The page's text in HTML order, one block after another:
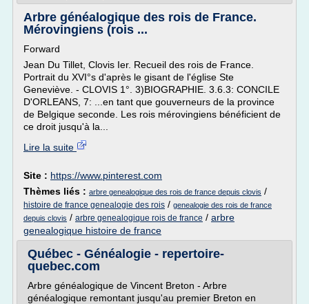
Arbre généalogique des rois de France.
Mérovingiens (rois ...
Forward
Jean Du Tillet, Clovis Ier. Recueil des rois de France.
Portrait du XVI°s d'après le gisant de l'église Ste
Geneviève. - CLOVIS 1°. 3)BIOGRAPHIE. 3.6.3: CONCILE
D'ORLEANS, 7: ...en tant que gouverneurs de la province
de Belgique seconde. Les rois mérovingiens bénéficient de
ce droit jusqu'à la...
Lire la suite
Site : https://www.pinterest.com
Thèmes liés : arbre genealogique des rois de france depuis clovis /
histoire de france genealogie des rois / genealogie des rois de france
depuis clovis / arbre genealogique rois de france / arbre
genealogique histoire de france
Québec - Généalogie - repertoire-
quebec.com
Arbre généalogique de Vincent Breton - Arbre
généalogique remontant jusqu'au premier Breton en